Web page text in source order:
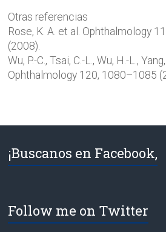
Otras referencias
Rose, K. A. et al. Ophthalmology
(2008).
Wu, P.-C., Tsai, C.-L., Wu, H.-L.,
Ophthalmology 120, 1080–1085
¡Buscanos en Facebook,
Follow me on Twitter